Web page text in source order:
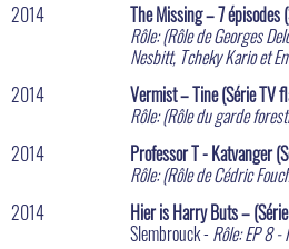
2014
The Missing – 7 épisodes
Rôle: (Rôle de Georges
Nesbitt, Tcheky Kario et
2014
Vermist – Tine (Série TV
Rôle: (Rôle du garde
2014
Professor T - Katvanger
Rôle: (Rôle de Cédric
2014
Hier is Harry Buts –
Slembrouck - Rôle: EP 8